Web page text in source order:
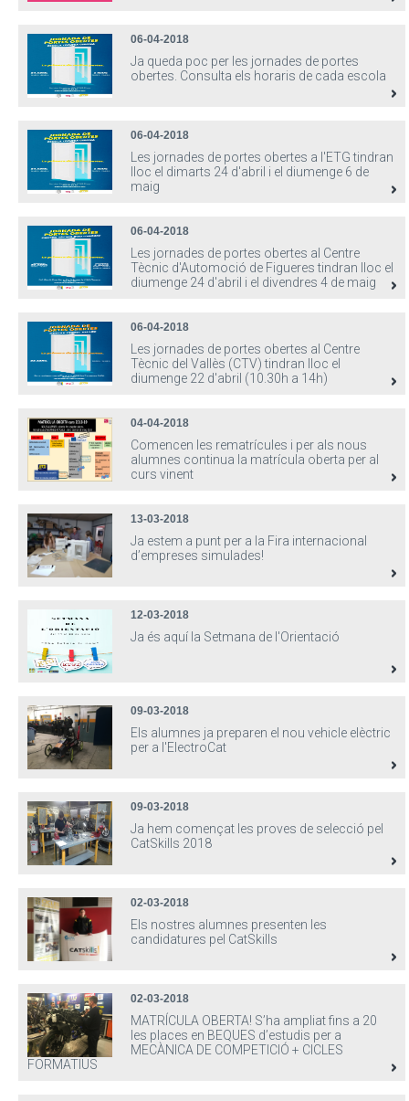
06-04-2018
Ja queda poc per les jornades de portes
obertes. Consulta els horaris de cada escola
06-04-2018
Les jornades de portes obertes a l'ETG tindran
lloc el dimarts 24 d'abril i el diumenge 6 de
maig
06-04-2018
Les jornades de portes obertes al Centre
Tècnic d'Automoció de Figueres tindran lloc el
diumenge 24 d'abril i el divendres 4 de maig
06-04-2018
Les jornades de portes obertes al Centre
Tècnic del Vallès (CTV) tindran lloc el
diumenge 22 d'abril (10.30h a 14h)
04-04-2018
Comencen les rematrícules i per als nous
alumnes continua la matrícula oberta per al
curs vinent
13-03-2018
Ja estem a punt per a la Fira internacional
d’empreses simulades!
12-03-2018
Ja és aquí la Setmana de l'Orientació
09-03-2018
Els alumnes ja preparen el nou vehicle elèctric
per a l'ElectroCat
09-03-2018
Ja hem començat les proves de selecció pel
CatSkills 2018
02-03-2018
Els nostres alumnes presenten les
candidatures pel CatSkills
02-03-2018
MATRÍCULA OBERTA! S’ha ampliat fins a 20
les places en BEQUES d’estudis per a
MECÀNICA DE COMPETICIÓ + CICLES
FORMATIUS